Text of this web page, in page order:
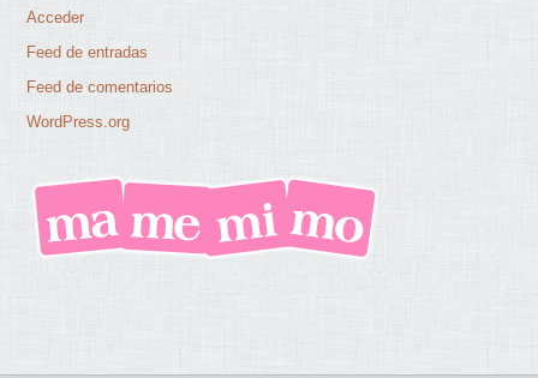
Acceder
Feed de entradas
Feed de comentarios
WordPress.org